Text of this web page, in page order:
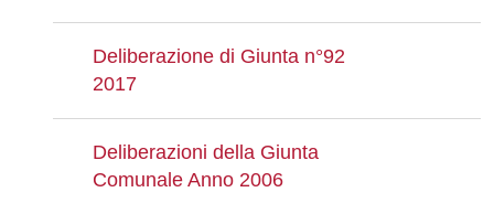
Deliberazione di Giunta n°92
2017
Deliberazioni della Giunta
Comunale Anno 2006